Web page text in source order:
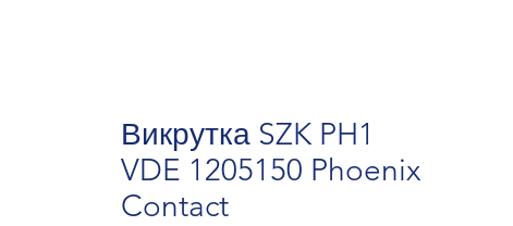
Викрутка SZK PH1
VDE 1205150 Phoenix
Contact